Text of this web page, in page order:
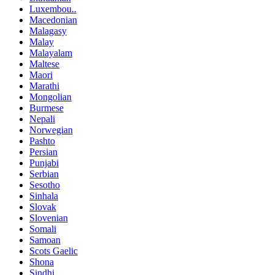
Luxembou..
Macedonian
Malagasy
Malay
Malayalam
Maltese
Maori
Marathi
Mongolian
Burmese
Nepali
Norwegian
Pashto
Persian
Punjabi
Serbian
Sesotho
Sinhala
Slovak
Slovenian
Somali
Samoan
Scots Gaelic
Shona